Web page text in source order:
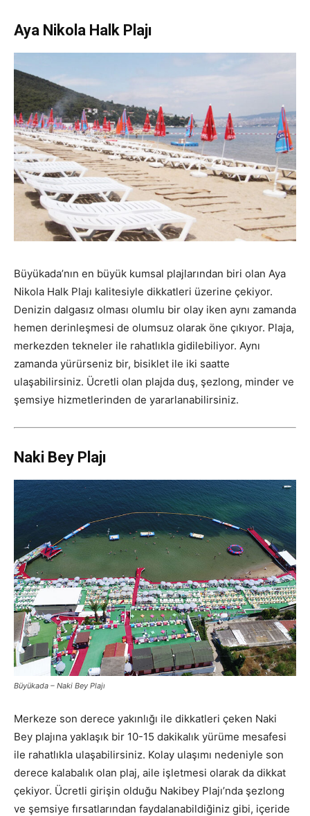
Aya Nikola Halk Plajı
Büyükada’nın en büyük kumsal plajlarından biri olan Aya
Nikola Halk Plajı kalitesiyle dikkatleri üzerine çekiyor.
Denizin dalgasız olması olumlu bir olay iken aynı zamanda
hemen derinleşmesi de olumsuz olarak öne çıkıyor. Plaja,
merkezden tekneler ile rahatlıkla gidilebiliyor. Aynı
zamanda yürürseniz bir, bisiklet ile iki saatte
ulaşabilirsiniz. Ücretli olan plajda duş, şezlong, minder ve
şemsiye hizmetlerinden de yararlanabilirsiniz.
Naki Bey Plajı
Büyükada – Naki Bey Plajı
Merkeze son derece yakınlığı ile dikkatleri çeken Naki
Bey plajına yaklaşık bir 10-15 dakikalık yürüme mesafesi
ile rahatlıkla ulaşabilirsiniz. Kolay ulaşımı nedeniyle son
derece kalabalık olan plaj, aile işletmesi olarak da dikkat
çekiyor. Ücretli girişin olduğu Nakibey Plajı’nda şezlong
ve şemsiye fırsatlarından faydalanabildiğiniz gibi, içeride